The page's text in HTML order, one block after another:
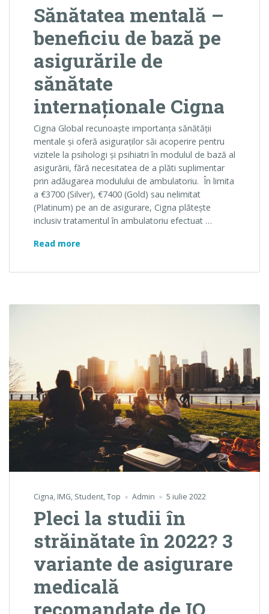
Sănătatea mentală –
beneficiu de bază pe
asigurările de
sănătate
internaționale Cigna
Cigna Global recunoaște importanța sănătății
mentale și oferă asiguraților săi acoperire pentru
vizitele la psihologi și psihiatri în modulul de bază al
asigurării, fără necesitatea de a plăti suplimentar
prin adăugarea modulului de ambulatoriu. În limita
a €3700 (Silver), €7400 (Gold) sau nelimitat
(Platinum) pe an de asigurare, Cigna plătește
inclusiv tratamentul în ambulatoriu efectuat …
Read more
Cigna, IMG, Student,Top Admin 5 iulie 2022
Pleci la studii în
străinătate în 2022? 3
variante de asigurare
medicală
recomandate de IQ